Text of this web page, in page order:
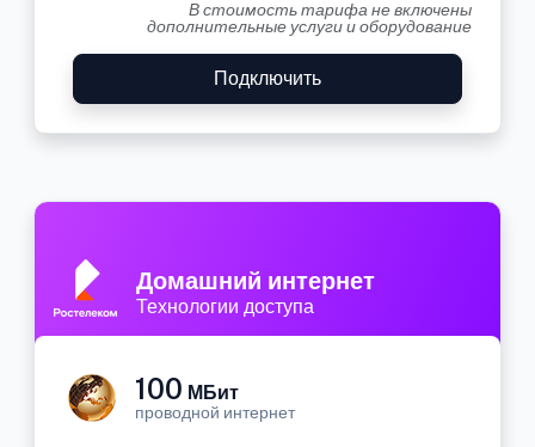
В стоимость тарифа не включены
дополнительные услуги и оборудование
Подключить
Домашний интернет
Технологии доступа
100 МБит
проводной интернет